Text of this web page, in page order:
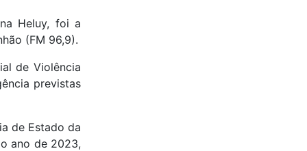
Heluy, foi a
(FM 96,9).
de Violência
previstas
de Estado da
ano de 2023,